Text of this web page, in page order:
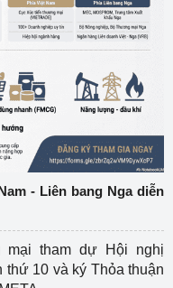
- Liên bang Nga diễn
tham dự Hội nghị
10 và ký Thỏa thuận